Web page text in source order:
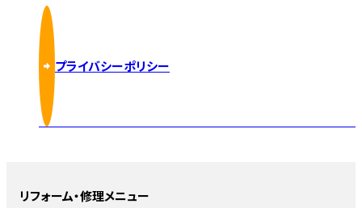
プライバシーポリシー
リフォーム・修理メニュー